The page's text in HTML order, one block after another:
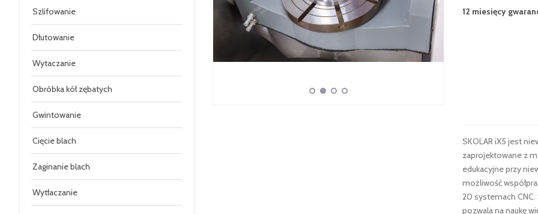
Szlifowanie
Dłutowanie
Wytaczanie
Obróbka kół zębatych
Gwintowanie
Cięcie blach
Zaginanie blach
Wytłaczanie
12 miesięcy
SKOLAR iX5 jest
zaprojektowane z
edukacyjne przy
możliwość
20 systemach
pozwala na naukę